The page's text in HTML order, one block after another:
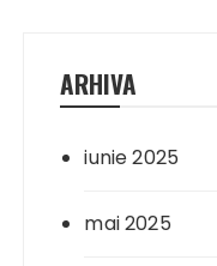
ARHIVA
iunie 2025
mai 2025